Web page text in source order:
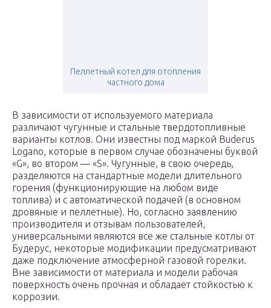
Пеллетный котел для отопления
частного дома
В зависимости от используемого материала
различают чугунные и стальные твердотопливные
варианты котлов. Они известны под маркой Buderus
Logano, которые в первом случае обозначены буквой
«G», во втором — «S». Чугунные, в свою очередь,
разделяются на стандартные модели длительного
горения (функционирующие на любом виде
топлива) и с автоматической подачей (в основном
дровяные и пеллетные). Но, согласно заявлению
производителя и отзывам пользователей,
универсальными являются все же стальные котлы от
Будерус, некоторые модификации предусматривают
даже подключение атмосферной газовой горелки.
Вне зависимости от материала и модели рабочая
поверхность очень прочная и обладает стойкостью к
коррозии.